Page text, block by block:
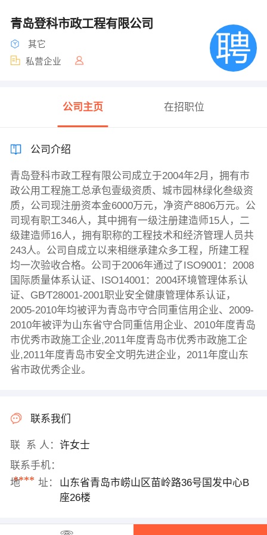
青岛登科市政工程有限公司
其它
私营企业
公司主页 在招职位
公司介绍
青岛登科市政工程有限公司成立于2004年2月，拥有市
政公用工程施工总承包壹级资质、城市园林绿化叁级资
质，公司现注册资本金6000万元，净资产8806万元。公
司现有职工346人，其中拥有一级注册建造师15人，二
级建造师16人，拥有职称的工程技术和经济管理人员共
243人。公司自成立以来相继承建众多工程，所建工程
均一次验收合格。公司于2006年通过了ISO9001：2008
国际质量体系认证、ISO14001：2004环境管理体系认
证、GB∕T28001-2001职业安全健康管理体系认证，
2005-2010年均被评为青岛市守合同重信用企业、2009-
2010年被评为山东省守合同重信用企业、2010年度青岛
市优秀市政施工企业,2011年度青岛市优秀市政施工企
业,2011年度青岛市安全文明先进企业，2011年度山东
省市政优秀企业。
联系我们
联 系 人： 许女士
联系手机：
****
地 址：
山东省青岛市崂山区苗岭路36号国发中心B
座26楼